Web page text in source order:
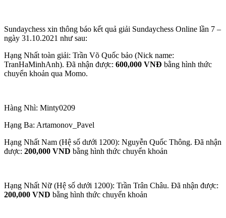
Sundaychess xin thông báo kết quả giải Sundaychess Online lần 7 –
ngày 31.10.2021 như sau:
Hạng Nhất toàn giải: Trần Võ Quốc bảo (Nick name:
TranHaMinhAnh). Đã nhận được: 600,000 VNĐ bằng hình thức
chuyển khoản qua Momo.
Hàng Nhì: Minty0209
Hạng Ba: Artamonov_Pavel
Hạng Nhất Nam (Hệ số dưới 1200): Nguyễn Quốc Thông. Đã nhận
được: 200,000 VND bằng hình thức chuyển khoản
Hạng Nhất Nữ (Hệ số dưới 1200): Trần Trân Châu. Đã nhận được:
200,000 VND bằng hình thức chuyển khoản